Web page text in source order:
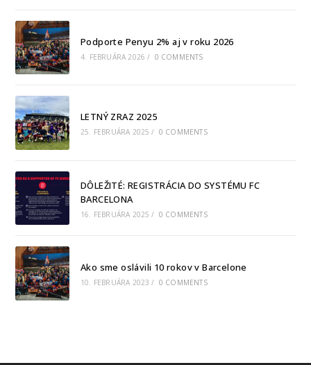
Podporte Penyu 2% aj v roku 2026
4. FEBRUÁRA 2026 / 0 COMMENTS
LETNÝ ZRAZ 2025
25. FEBRUÁRA 2025 / 0 COMMENTS
DÔLEŽITÉ: REGISTRÁCIA DO SYSTÉMU FC
BARCELONA
16. FEBRUÁRA 2025 / 0 COMMENTS
Ako sme oslávili 10 rokov v Barcelone
10. FEBRUÁRA 2023 / 0 COMMENTS